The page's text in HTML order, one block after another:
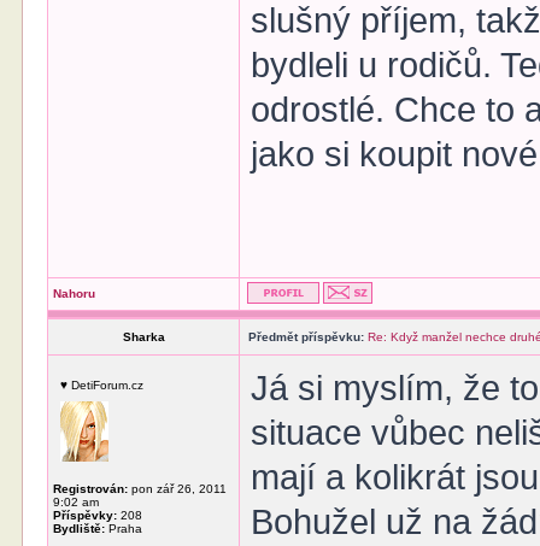
slušný příjem,
bydleli u rodičů.
odrostlé. Chce to
jako si koupit
Nahoru
Sharka Předmět příspěvku: Re: Když manžel nechce
♥ DetiForum.cz
Registrován: pon zář 26, 2011
9:02 am
Příspěvky: 208
Bydliště: Praha
Já si myslím, že
situace vůbec
mají a kolikrát
Bohužel už na